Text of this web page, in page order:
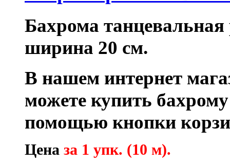
Бахрома
ширина 20 см.
В нашем интернет
можете купить
помощью кнопки
Цена за 1 упк. (10 м).